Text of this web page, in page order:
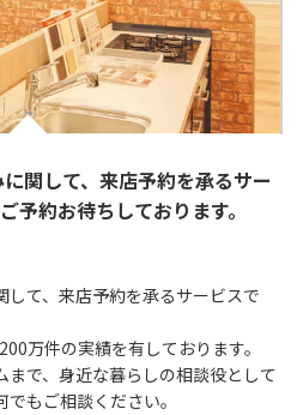
関して、来店予約を承るサー
予約お待ちしております。
して、来店予約を承るサービスで
万件の実績を有しております。
で、身近な暮らしの相談役として
もご相談ください。